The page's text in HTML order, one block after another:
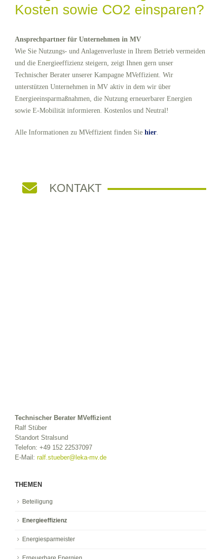
Kosten sowie CO2 einsparen?
Ansprechpartner für Unternehmen in MV
Wie Sie Nutzungs- und Anlagenverluste in Ihrem Betrieb vermeiden
und die Energieeffizienz steigern, zeigt Ihnen gern unser
Technischer Berater unserer Kampagne MVeffizient. Wir
unterstützen Unternehmen in MV aktiv in dem wir über
Energieeinsparmaßnahmen, die Nutzung erneuerbarer Energien
sowie E-Mobilität informieren. Kostenlos und Neutral!
Alle Informationen zu MVeffizient finden Sie hier.
KONTAKT
Technischer Berater MVeffizient
Ralf Stüber
Standort Stralsund
Telefon: +49 152 22537097
E-Mail: ralf.stueber@leka-mv.de
THEMEN
Beteiligung
Energieeffizienz
Energiesparmeister